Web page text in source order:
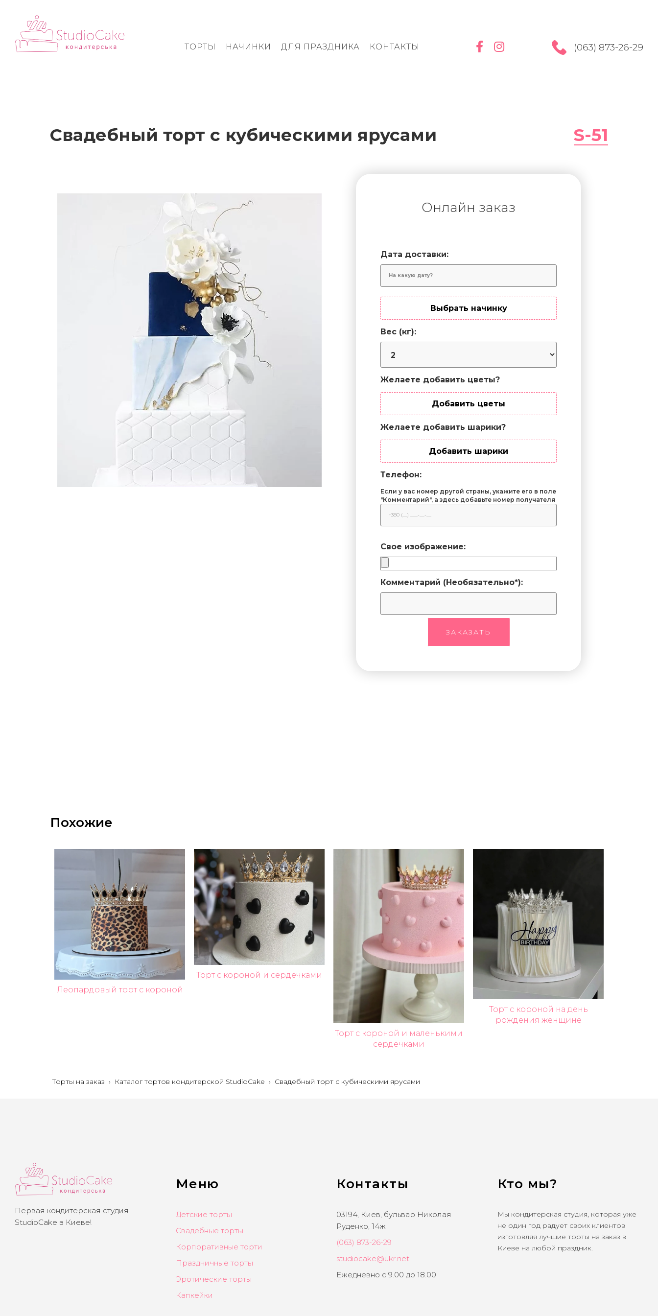
ТОРТЫ НАЧИНКИ ДЛЯ ПРАЗДНИКА КОНТАКТЫ (063) 873-26-29
Свадебный торт с кубическими ярусами S-51
Онлайн заказ
Дата доставки:
Выбрать начинку
Вес (кг):
Желаете добавить цветы?
Добавить цветы
Желаете добавить шарики?
Добавить шарики
Телефон:
Если у вас номер другой страны, укажите его в поле
"Комментарий", а здесь добавьте номер получателя
Свое изображение:
Комментарий (Необязательно*):
Похожие
Леопардовый торт с короной
Торт с короной и сердечками
Торт с короной и маленькими
сердечками
Торт с короной на день
рождения женщине
Торты на заказ › Каталог тортов кондитерской StudioCake › Свадебный торт с кубическими ярусами
Первая кондитерская студия
StudioCake в Киеве!
Меню
Детские торты
Свадебные торты
Корпоративные торти
Праздничные торты
Эротические торты
Капкейки
Контакты
03194, Киев, бульвар Николая
Руденко, 14ж
(063) 873-26-29
studiocake@ukr.net
Ежедневно с 9.00 до 18.00
Кто мы?
Мы кондитерская студия, которая уже
не один год радует своих клиентов
изготовляя лучшие торты на заказ в
Киеве на любой праздник.